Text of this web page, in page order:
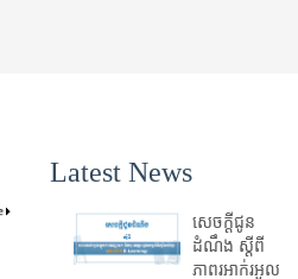
Latest News
សេចក្តីជូន
ដំណឹង ស្តី​ពី
ភាព​រអាក់រអួល​